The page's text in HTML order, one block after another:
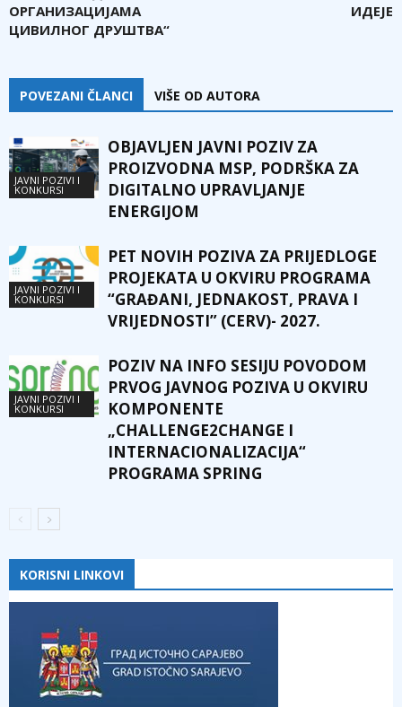
ОРГАНИЗАЦИЈАМА
ЦИВИЛНОГ ДРУШТВА“
ИДЕЈЕ
POVEZANI ČLANCI VIŠE OD AUTORA
JAVNI POZIVI I
KONKURSI
OBJAVLJEN JAVNI POZIV ZA
PROIZVODNA MSP, PODRŠKA ZA
DIGITALNO UPRAVLJANJE
ENERGIJOM
JAVNI POZIVI I
KONKURSI
PET NOVIH POZIVA ZA PRIJEDLOGE
PROJEKATA U OKVIRU PROGRAMA
“GRAĐANI, JEDNAKOST, PRAVA I
VRIJEDNOSTI” (CERV)- 2027.
JAVNI POZIVI I
KONKURSI
POZIV NA INFO SESIJU POVODOM
PRVOG JAVNOG POZIVA U OKVIRU
KOMPONENTE
„CHALLENGE2CHANGE I
INTERNACIONALIZACIJA“
PROGRAMA SPRING
KORISNI LINKOVI